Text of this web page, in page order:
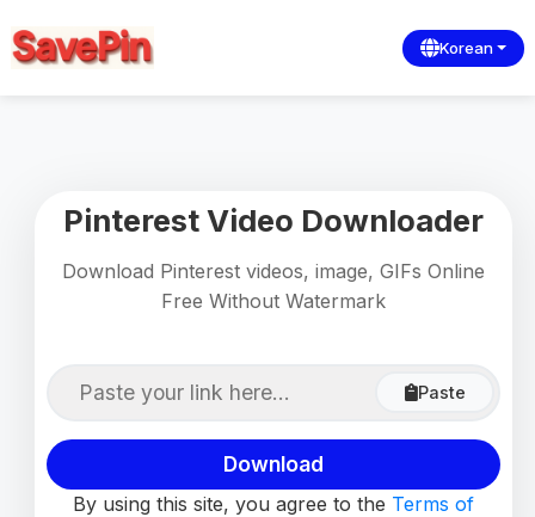
Korean
Pinterest Video Downloader
Download Pinterest videos, image, GIFs Online
Free Without Watermark
Paste
Download
By using this site, you agree to the Terms of